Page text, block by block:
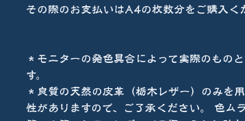
その際のお支払いはA4の枚数分をご購入く
＊モニターの発色具合によって実際のもの
す。
＊良質の天然の皮革（栃木レザー）のみを
性がありますので、ご了承ください。 色ム